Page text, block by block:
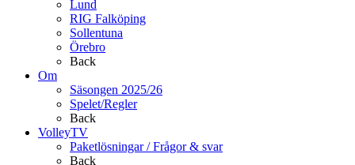
Lund
RIG Falköping
Sollentuna
Örebro
Back
Om
Säsongen 2025/26
Spelet/Regler
Back
VolleyTV
Paketlösningar / Frågor & svar
Back